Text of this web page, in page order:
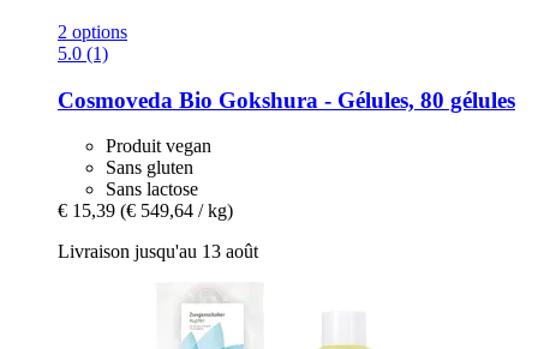
2 options
5.0 (1)
Cosmoveda Bio Gokshura -​ Gélules, 80 gélules
Produit vegan
Sans gluten
Sans lactose
€ 15,39 (€ 549,64 / kg)
Livraison jusqu'au 13 août